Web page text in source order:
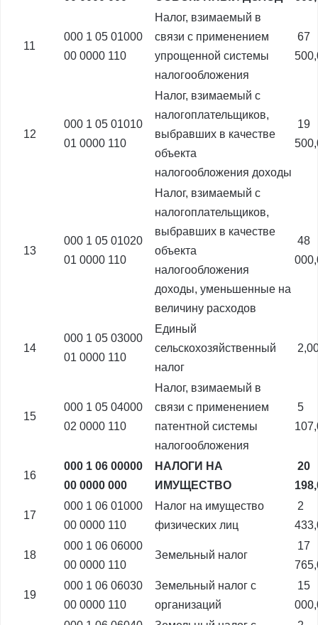
11
000 1 05 01000
00 0000 110
Налог, взимаемый в
связи с применением
упрощенной системы
налогообложения
67
12
000 1 05 01010
01 0000 110
Налог, взимаемый с
налогоплательщиков,
выбравших в качестве
объекта
налогообложения доходы
19
13
000 1 05 01020
01 0000 110
Налог, взимаемый с
налогоплательщиков,
выбравших в качестве
объекта
налогообложения
доходы, уменьшенные на
величину расходов
48
14
000 1 05 03000
01 0000 110
Единый
сельскохозяйственный
налог
15
000 1 05 04000
02 0000 110
Налог, взимаемый в
связи с применением
патентной системы
налогообложения
5
16
000 1 06 00000
00 0000 000
НАЛОГИ НА
ИМУЩЕСТВО
20
17
000 1 06 01000
00 0000 110
Налог на имущество
физических лиц
2
18
000 1 06 06000
00 0000 110
Земельный налог
17
19
000 1 06 06030
00 0000 110
Земельный налог с
организаций
15